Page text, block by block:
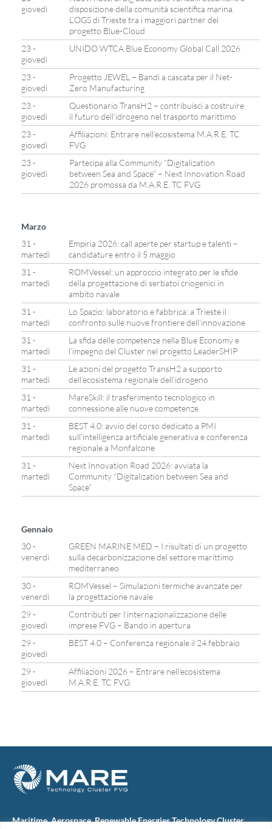
giovedì
disposizione della comunità scientifica marina.
L’OGS di Trieste tra i maggiori partner del
progetto Blue-Cloud
23 -
giovedì
UNIDO WTCA Blue Economy Global Call 2026
23 -
giovedì
Progetto JEWEL – Bandi a cascata per il Net-
Zero Manufacturing
23 -
giovedì
Questionario TransH2 – contribuisci a costruire
il futuro dell’idrogeno nel trasporto marittimo
23 -
giovedì
Affiliazioni: Entrare nell’ecosistema M.A.R.E. TC
FVG
23 -
giovedì
Partecipa alla Community “Digitalization
between Sea and Space” – Next Innovation Road
2026 promossa da M.A.R.E. TC FVG
Marzo
31 -
martedì
Empirìa 2026: call aperte per startup e talenti –
candidature entro il 5 maggio
31 -
martedì
ROMVessel: un approccio integrato per le sfide
della progettazione di serbatoi criogenici in
ambito navale
31 -
martedì
Lo Spazio: laboratorio e fabbrica: a Trieste il
confronto sulle nuove frontiere dell’innovazione
31 -
martedì
La sfida delle competenze nella Blue Economy e
l’impegno del Cluster nel progetto LeaderSHIP
31 -
martedì
Le azioni del progetto TransH2 a supporto
dell’ecosistema regionale dell’idrogeno
31 -
martedì
MareSkill: il trasferimento tecnologico in
connessione alle nuove competenze
31 -
martedì
BEST 4.0: avvio del corso dedicato a PMI
sull’intelligenza artificiale generativa e conferenza
regionale a Monfalcone
31 -
martedì
Next Innovation Road 2026: avviata la
Community “Digitalization between Sea and
Space”
Gennaio
30 -
venerdì
GREEN MARINE MED – I risultati di un progetto
sulla decarbonizzazione del settore marittimo
mediterraneo
30 -
venerdì
ROMVessel – Simulazioni termiche avanzate per
la progettazione navale
29 -
giovedì
Contributi per l’internazionalizzazione delle
imprese FVG – Bando in apertura
29 -
giovedì
BEST 4.0 – Conferenza regionale il 24 febbraio
29 -
giovedì
Affiliazioni 2026 – Entrare nell’ecosistema
M.A.R.E. TC FVG
Maritime, Aerospace, Renewable Energies Technology Cluster